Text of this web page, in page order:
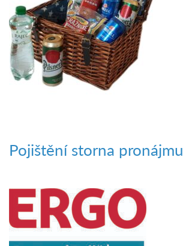
Pojištění storna pronájmu